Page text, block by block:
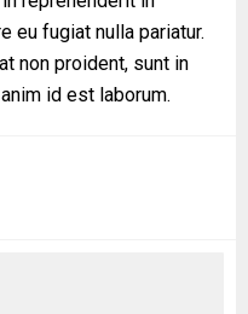
eu fugiat nulla pariatur.
non proident, sunt in
id est laborum.